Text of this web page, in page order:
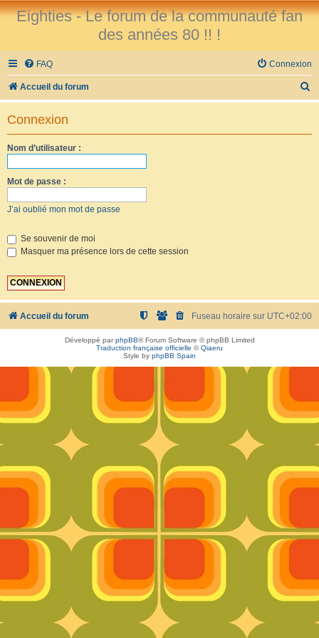
Eighties - Le forum de la communauté fan
des années 80 !! !
FAQ Connexion
Accueil du forum
e
Connexion
Nom d’utilisateur :
Mot de passe :
J’ai oublié mon mot de passe
Se souvenir de moi
Masquer ma présence lors de cette session
Accueil du forum Fuseau horaire sur UTC+02:00
Développé parphpBB® Forum Software © phpBB Limited
Traduction française officielle ©Qiaeru
Style by phpBB Spain